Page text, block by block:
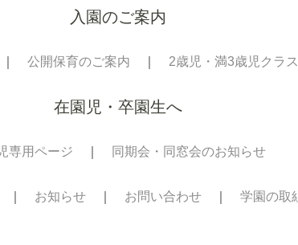
入園のご案内
公開保育のご案内 2歳児・満3歳児クラス
在園児・卒園生へ
専用ページ 同期会・同窓会のお知らせ
お知らせ お問い合わせ 学園の取